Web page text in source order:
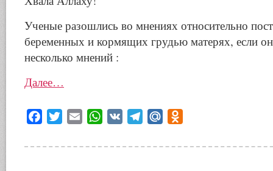
Ученые разошлись во мнениях относительно
беременных и кормящих грудью матерях, если
несколько мнений :
Далее…
Facebook
Twitter Email WhatsApp
VK TelegramMail.Ru